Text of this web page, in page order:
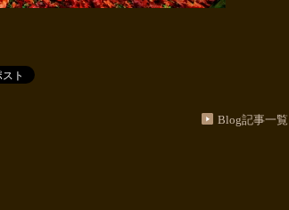
Blog記事一覧